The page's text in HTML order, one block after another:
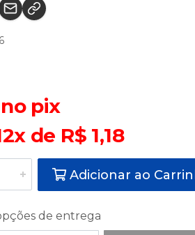
pix
de R$ 1,18
Adicionar ao
de entrega